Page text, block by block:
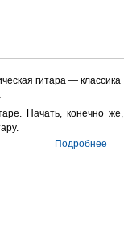
гитара — классика
Начать, конечно же,
Подробнее